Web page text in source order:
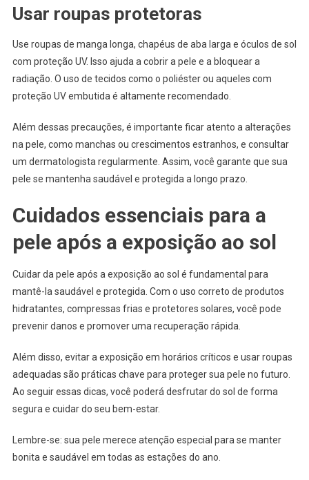
Usar roupas protetoras
Use roupas de manga longa, chapéus de aba larga e óculos de sol
com proteção UV. Isso ajuda a cobrir a pele e a bloquear a
radiação. O uso de tecidos como o poliéster ou aqueles com
proteção UV embutida é altamente recomendado.
Além dessas precauções, é importante ficar atento a alterações
na pele, como manchas ou crescimentos estranhos, e consultar
um dermatologista regularmente. Assim, você garante que sua
pele se mantenha saudável e protegida a longo prazo.
Cuidados essenciais para a
pele após a exposição ao sol
Cuidar da pele após a exposição ao sol é fundamental para
mantê-la saudável e protegida. Com o uso correto de produtos
hidratantes, compressas frias e protetores solares, você pode
prevenir danos e promover uma recuperação rápida.
Além disso, evitar a exposição em horários críticos e usar roupas
adequadas são práticas chave para proteger sua pele no futuro.
Ao seguir essas dicas, você poderá desfrutar do sol de forma
segura e cuidar do seu bem-estar.
Lembre-se: sua pele merece atenção especial para se manter
bonita e saudável em todas as estações do ano.